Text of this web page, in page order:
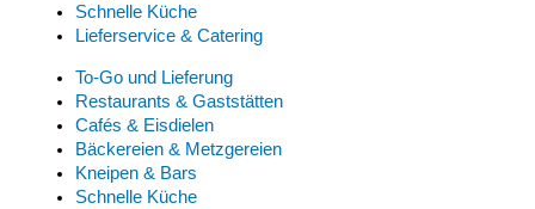
Schnelle Küche
Lieferservice & Catering
To-Go und Lieferung
Restaurants & Gaststätten
Cafés & Eisdielen
Bäckereien & Metzgereien
Kneipen & Bars
Schnelle Küche